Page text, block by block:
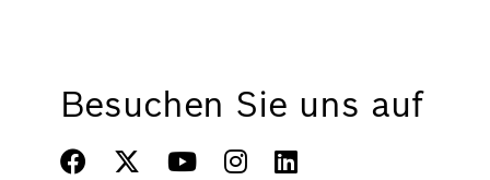
Besuchen Sie uns auf